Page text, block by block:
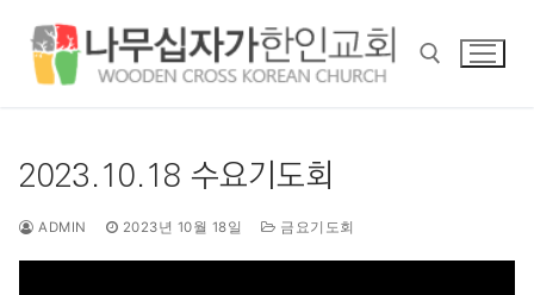
2023.10.18 수요기도회
ADMIN 2023년 10월 18일 금요기도회